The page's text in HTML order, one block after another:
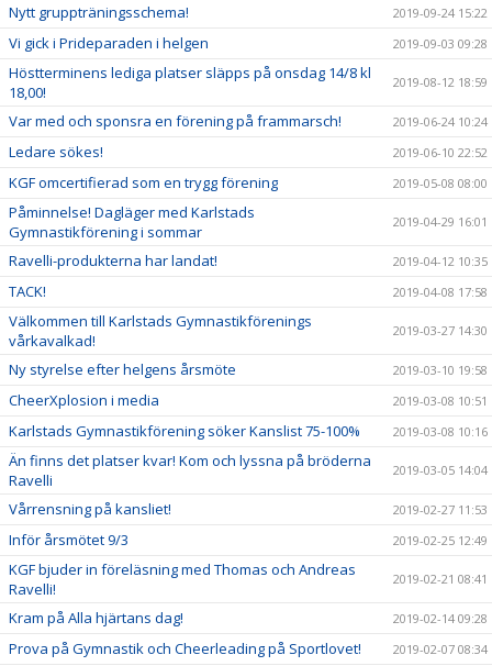
Nytt gruppträningsschema! 2019-09-24 15:22
Vi gick i Prideparaden i helgen 2019-09-03 09:28
Höstterminens lediga platser släpps på onsdag 14/8 kl
18,00!
2019-08-12 18:59
Var med och sponsra en förening på frammarsch! 2019-06-24 10:24
Ledare sökes! 2019-06-10 22:52
KGF omcertifierad som en trygg förening 2019-05-08 08:00
Påminnelse! Dagläger med Karlstads
Gymnastikförening i sommar
2019-04-29 16:01
Ravelli-produkterna har landat! 2019-04-12 10:35
TACK! 2019-04-08 17:58
Välkommen till Karlstads Gymnastikförenings
vårkavalkad!
2019-03-27 14:30
Ny styrelse efter helgens årsmöte 2019-03-10 19:58
CheerXplosion i media 2019-03-08 10:51
Karlstads Gymnastikförening söker Kanslist 75-100% 2019-03-08 10:16
Än finns det platser kvar! Kom och lyssna på bröderna
Ravelli
2019-03-05 14:04
Vårrensning på kansliet! 2019-02-27 11:53
Inför årsmötet 9/3 2019-02-25 12:49
KGF bjuder in föreläsning med Thomas och Andreas
Ravelli!
2019-02-21 08:41
Kram på Alla hjärtans dag! 2019-02-14 09:28
Prova på Gymnastik och Cheerleading på Sportlovet! 2019-02-07 08:34